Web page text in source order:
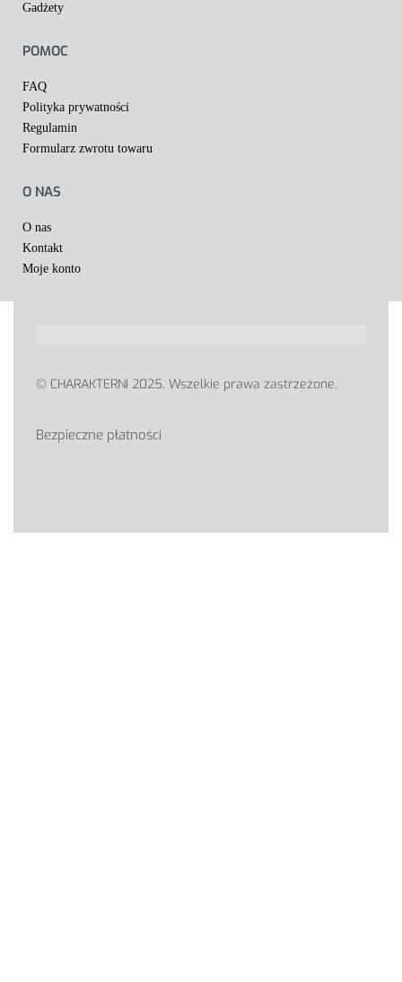
Gadżety
POMOC
FAQ
Polityka prywatności
Regulamin
Formularz zwrotu towaru
O NAS
O nas
Kontakt
Moje konto
© CHARAKTERNI 2025. Wszelkie prawa zastrzeżone.
Bezpieczne płatności